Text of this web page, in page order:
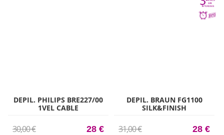
DEPIL. PHILIPS BRE227/00
1VEL CABLE
30,00 € 28 €
DEPIL. BRAUN FG1100
SILK&FINISH
31,00 € 28 €